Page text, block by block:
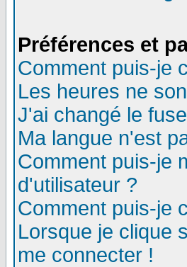
Préférences et
Comment puis-je
Les heures ne
J'ai changé le
Ma langue n'est
Comment puis-je
d'utilisateur ?
Comment puis-je
Lorsque je clique
me connecter !